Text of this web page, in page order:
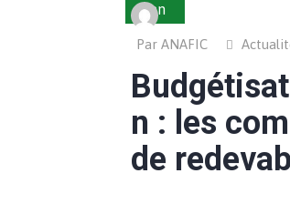
Jan
Par ANAFIC
n : les
de